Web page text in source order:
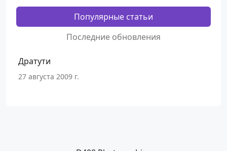
Популярные статьи
Последние обновления
Дратути
27 августа 2009 г.